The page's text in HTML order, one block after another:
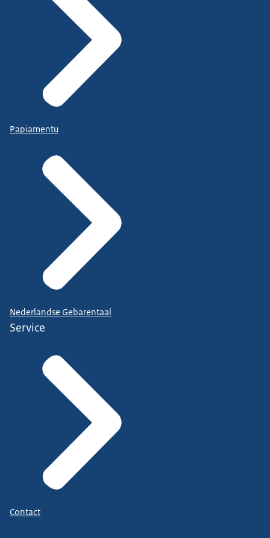
Papiamentu
Nederlandse Gebarentaal
Service
Contact